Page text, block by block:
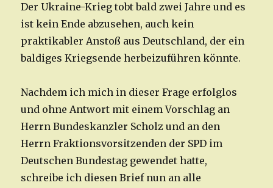
Der Ukraine-Krieg tobt bald zwei Jahre und es
ist kein Ende abzusehen, auch kein
praktikabler Anstoß aus Deutschland, der ein
baldiges Kriegsende herbeizuführen könnte.
Nachdem ich mich in dieser Frage erfolglos
und ohne Antwort mit einem Vorschlag an
Herrn Bundeskanzler Scholz und an den
Herrn Fraktionsvorsitzenden der SPD im
Deutschen Bundestag gewendet hatte,
schreibe ich diesen Brief nun an alle